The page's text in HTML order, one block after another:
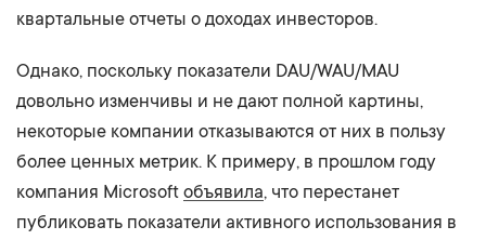
квартальные отчеты о доходах инвесторов.
Однако, поскольку показатели DAU/WAU/MAU
довольно изменчивы и не дают полной картины,
некоторые компании отказываются от них в пользу
более ценных метрик. К примеру, в прошлом году
компания Microsoft объявила, что перестанет
публиковать показатели активного использования в